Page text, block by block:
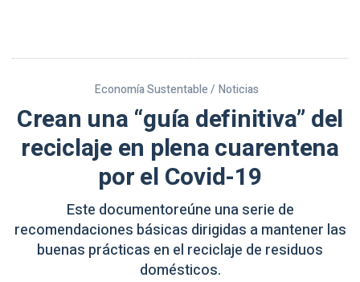
Economía Sustentable / Noticias
Crean una “guía definitiva” del
reciclaje en plena cuarentena
por el Covid-19
Este documentoreúne una serie de
recomendaciones básicas dirigidas a mantener las
buenas prácticas en el reciclaje de residuos
domésticos.